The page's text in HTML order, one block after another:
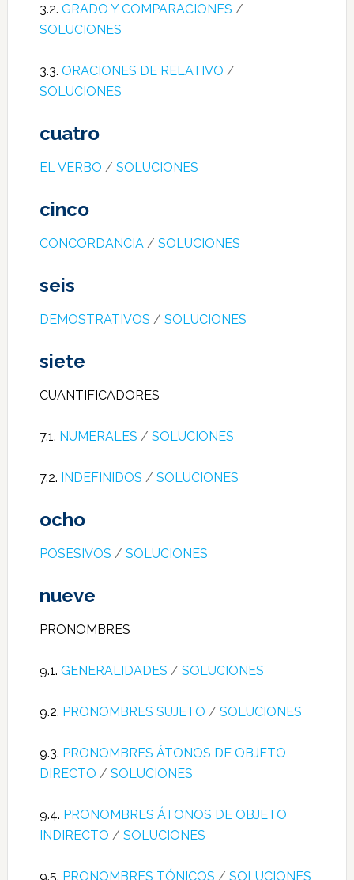
3.2. GRADO Y COMPARACIONES /
SOLUCIONES
3.3. ORACIONES DE RELATIVO /
SOLUCIONES
cuatro
EL VERBO / SOLUCIONES
cinco
CONCORDANCIA/ SOLUCIONES
seis
DEMOSTRATIVOS / SOLUCIONES
siete
CUANTIFICADORES
7.1. NUMERALES / SOLUCIONES
7.2. INDEFINIDOS / SOLUCIONES
ocho
POSESIVOS / SOLUCIONES
nueve
PRONOMBRES
9.1. GENERALIDADES / SOLUCIONES
9.2. PRONOMBRES SUJETO / SOLUCIONES
9.3. PRONOMBRES ÁTONOS DE OBJETO
DIRECTO / SOLUCIONES
9.4. PRONOMBRES ÁTONOS DE OBJETO
INDIRECTO / SOLUCIONES
9.5. PRONOMBRES TÓNICOS / SOLUCIONES